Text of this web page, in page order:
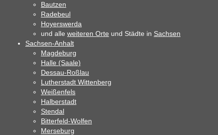
Bautzen
Radebeul
Hoyerswerda
und alle weiteren Orte und Städte in Sachsen
Sachsen-Anhalt
Magdeburg
Halle (Saale)
Dessau-Roßlau
Lutherstadt Wittenberg
Weißenfels
Halberstadt
Stendal
Bitterfeld-Wolfen
Merseburg